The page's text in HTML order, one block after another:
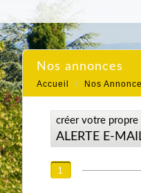
Nos annonces
Accueil Nos
créer votre propre
ALERTE E-
1